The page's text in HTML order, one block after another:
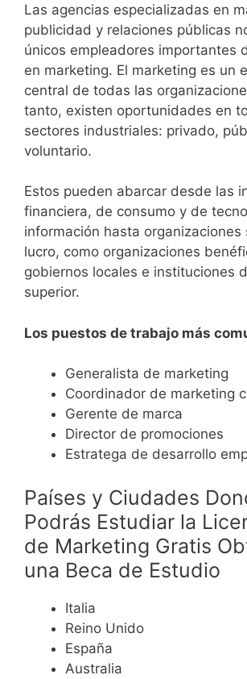
Las agencias especializadas en
publicidad y relaciones públicas
únicos empleadores importantes
en marketing. El marketing es un
central de todas las
tanto, existen oportunidades en
sectores industriales: privado,
voluntario.
Estos pueden abarcar desde las
financiera, de consumo y de
información hasta organizaciones
lucro, como organizaciones
gobiernos locales e instituciones
superior.
Los puestos de trabajo más
Generalista de marketing
Coordinador de marketing
Gerente de marca
Director de promociones
Estratega de desarrollo
Países y Ciudades
Podrás Estudiar la
de Marketing Gratis
una Beca de Estudio
Italia
Reino Unido
España
Australia